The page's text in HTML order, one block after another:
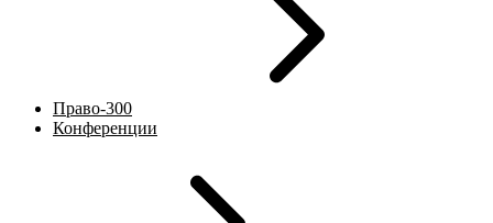
Право-300
Конференции